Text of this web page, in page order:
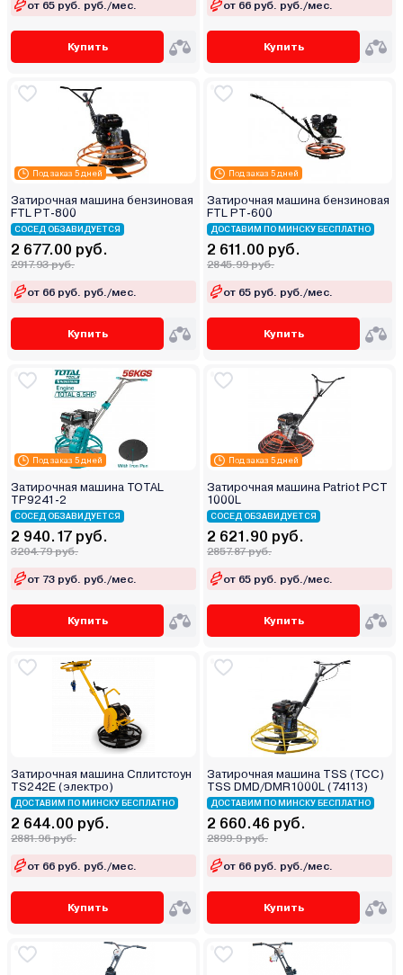
от 65 руб. руб./мес.
Купить
от 66 руб. руб./мес.
Купить
Под заказ 5 дней
Затирочная машина бензиновая
FTL PT-800
СОСЕД ОБЗАВИДУЕТСЯ
2 677.00 руб.
2917.93 руб.
от 66 руб. руб./мес.
Купить
Под заказ 5 дней
Затирочная машина бензиновая
FTL PT-600
ДОСТАВИМ ПО МИНСКУ БЕСПЛАТНО
2 611.00 руб.
2845.99 руб.
от 65 руб. руб./мес.
Купить
Под заказ 5 дней
Затирочная машина TOTAL
TP9241-2
СОСЕД ОБЗАВИДУЕТСЯ
2 940.17 руб.
3204.79 руб.
от 73 руб. руб./мес.
Купить
Под заказ 5 дней
Затирочная машина Patriot PCT
1000L
СОСЕД ОБЗАВИДУЕТСЯ
2 621.90 руб.
2857.87 руб.
от 65 руб. руб./мес.
Купить
Затирочная машина Сплитстоун
TS242E (электро)
ДОСТАВИМ ПО МИНСКУ БЕСПЛАТНО
2 644.00 руб.
2881.96 руб.
от 66 руб. руб./мес.
Купить
Затирочная машина TSS (ТСС)
TSS DMD/DMR1000L (74113)
ДОСТАВИМ ПО МИНСКУ БЕСПЛАТНО
2 660.46 руб.
2899.9 руб.
от 66 руб. руб./мес.
Купить